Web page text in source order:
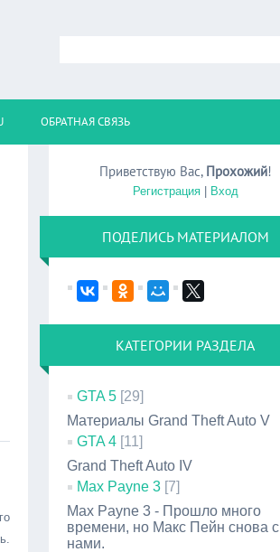
ОБРАТНАЯ СВЯЗЬ
Приветствую Вас, Прохожий!
Регистрация| Вход
ПОДЕЛИСЬ МАТЕРИАЛОМ
КАТЕГОРИИ РАЗДЕЛА
GTA 5 [29]
Материалы Grand Theft Auto V
GTA 4 [11]
Grand Theft Auto IV
Max Payne 3 [7]
Max Payne 3 - Прошло много
времени, но Макс Пейн снова с
нами.